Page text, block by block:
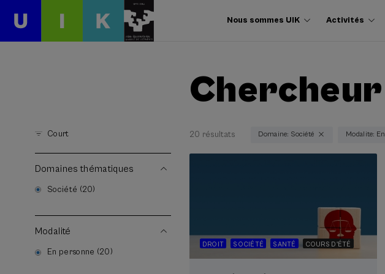
Nous sommes UIK Activités
Court
Domaines thématiques
Société (20)
Modalité
En personne (20)
20 résultats Domaine: Société Modalite:
DROIT SOCIÉTÉ SANTÉ COURS D'ÉTÉ